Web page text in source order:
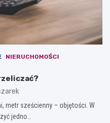
NIERUCHOMOŚCI
metr sześcienny – objętości. W
jedno…